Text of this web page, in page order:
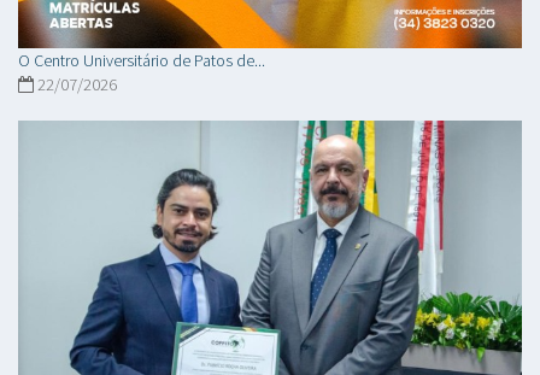
O Centro Universitário de Patos de...
22/07/2026